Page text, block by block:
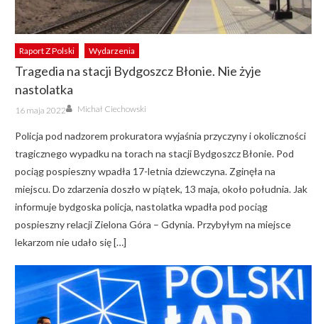
Raport Z Polski Wydarzenia
Tragedia na stacji Bydgoszcz Błonie. Nie żyje
nastolatka
Posted
on
16 maja 2022 Author
Michał Ciechowski
Policja pod nadzorem prokuratora wyjaśnia przyczyny i okoliczności
tragicznego wypadku na torach na stacji Bydgoszcz Błonie. Pod
pociąg pospieszny wpadła 17-letnia dziewczyna. Zginęła na
miejscu. Do zdarzenia doszło w piątek, 13 maja, około południa. Jak
informuje bydgoska policja, nastolatka wpadła pod pociąg
pospieszny relacji Zielona Góra – Gdynia. Przybyłym na miejsce
lekarzom nie udało się […]